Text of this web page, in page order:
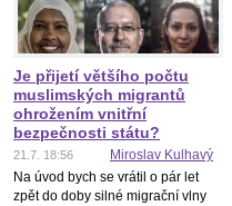
Je přijetí většího počtu
muslimských migrantů
ohrožením vnitřní
bezpečnosti státu?
21.7. 18:56
Miroslav Kulhavý
Na úvod bych se vrátil o pár let
zpět do doby silné migrační vlny